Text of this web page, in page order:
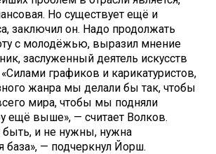
Но существует ещё и
заключил он. Надо продолжать
с молодёжью, выразил мнение
заслуженный деятель искусств
графиков и карикатуристов,
жанра мы делали бы так, чтобы
мира, чтобы мы подняли
ещё выше», — считает Волков.
и не нужны, нужна
база», — подчеркнул Йорш.